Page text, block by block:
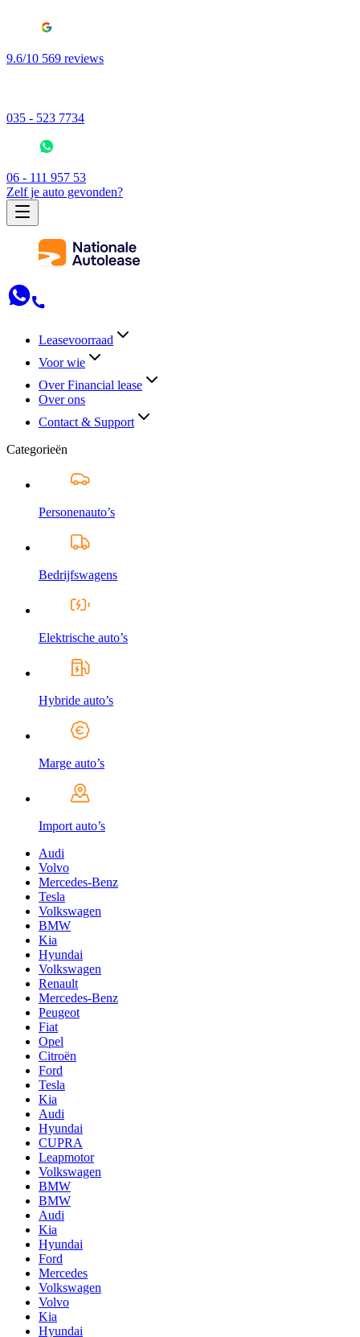
9.6/10 569 reviews
035 - 523 7734
06 - 111 957 53
Zelf je auto gevonden?
Leasevoorraad
Voor wie
Over Financial lease
Over ons
Contact & Support
Categorieën
Personenauto’s
Bedrijfswagens
Elektrische auto’s
Hybride auto’s
Marge auto’s
Import auto’s
Audi
Volvo
Mercedes-Benz
Tesla
Volkswagen
BMW
Kia
Hyundai
Volkswagen
Renault
Mercedes-Benz
Peugeot
Fiat
Opel
Citroën
Ford
Tesla
Kia
Audi
Hyundai
CUPRA
Leapmotor
Volkswagen
BMW
BMW
Audi
Kia
Hyundai
Ford
Mercedes
Volkswagen
Volvo
Kia
Hyundai